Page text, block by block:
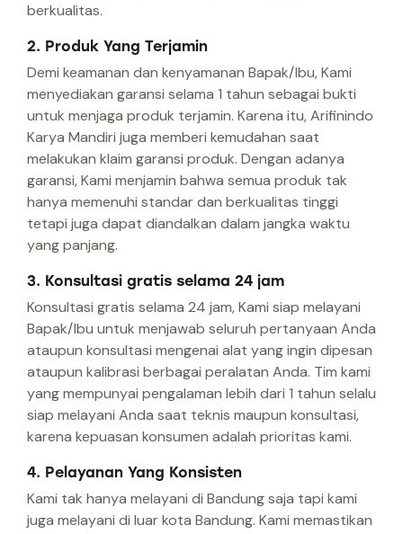
berkualitas.
2. Produk Yang Terjamin
Demi keamanan dan kenyamanan Bapak/Ibu, Kami
menyediakan garansi selama 1 tahun sebagai bukti
untuk menjaga produk terjamin. Karena itu, Arifinindo
Karya Mandiri juga memberi kemudahan saat
melakukan klaim garansi produk. Dengan adanya
garansi, Kami menjamin bahwa semua produk tak
hanya memenuhi standar dan berkualitas tinggi
tetapi juga dapat diandalkan dalam jangka waktu
yang panjang.
3. Konsultasi gratis selama 24 jam
Konsultasi gratis selama 24 jam, Kami siap melayani
Bapak/Ibu untuk menjawab seluruh pertanyaan Anda
ataupun konsultasi mengenai alat yang ingin dipesan
ataupun kalibrasi berbagai peralatan Anda. Tim kami
yang mempunyai pengalaman lebih dari 1 tahun selalu
siap melayani Anda saat teknis maupun konsultasi,
karena kepuasan konsumen adalah prioritas kami.
4. Pelayanan Yang Konsisten
Kami tak hanya melayani di Bandung saja tapi kami
juga melayani di luar kota Bandung. Kami memastikan